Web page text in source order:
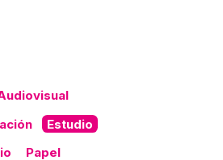
Estudio
Papel